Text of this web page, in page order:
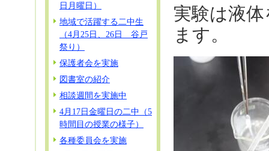
日月曜日）
地域で活躍する二中生
（4月25日、26日 谷戸
祭り）
保護者会を実施
図書室の紹介
相談週間を実施中
4月17日金曜日の二中（5
時間目の授業の様子）
各種委員会を実施
実験は液
ます。